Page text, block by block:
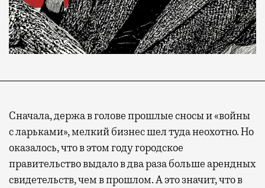
Сначала, держа в голове прошлые сносы и «войны
с ларьками», мелкий бизнес шел туда неохотно. Но
оказалось, что в этом году городское
правительство выдало в два раза больше арендных
свидетельств, чем в прошлом. А это значит, что в